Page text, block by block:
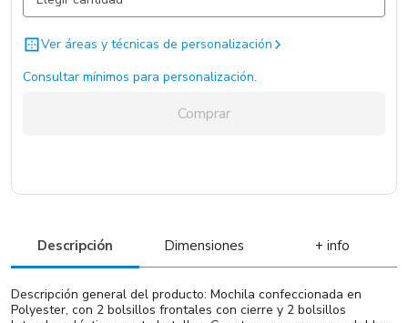
Negro / Negro / . 8387 un.
Naranjo / Naranjo / .
Verde / Verde / .
Azul / Azul / . 1864 un.
Gris Oscuro / Gris Oscuro / . Sin Stock
Ver áreas y técnicas de personalización
Consultar mínimos para personalización.
Comprar
Descripción Dimensiones + info
Descripción general del producto: Mochila confeccionada en
Polyester, con 2 bolsillos frontales con cierre y 2 bolsillos